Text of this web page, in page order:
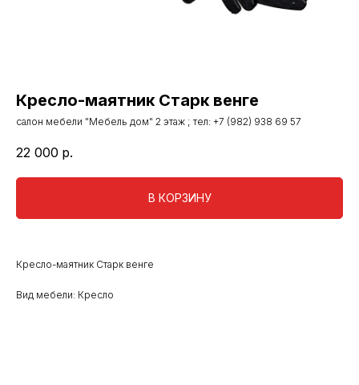
Кресло-маятник Старк венге
салон мебели "Мебель дом" 2 этаж ; тел: +7 (982) 938 69 57
22 000 р.
В КОРЗИНУ
Кресло-маятник Старк венге
Вид мебели: Кресло